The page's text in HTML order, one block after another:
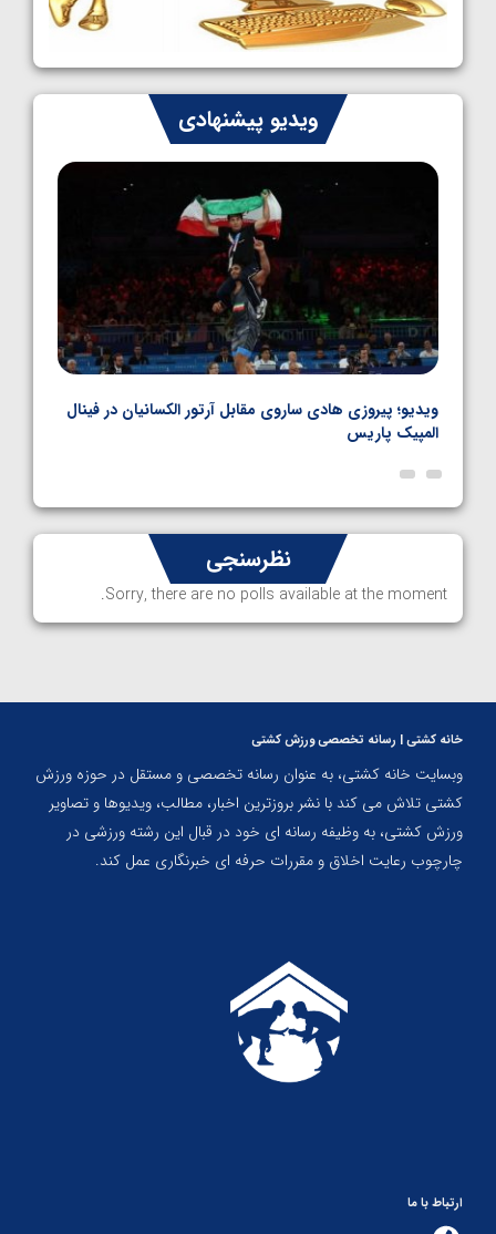
کشتی فرنگی نوجوانان جهان؛ سکوی تیمی
سوم برای ایران
1405/05/07
ایران چشم به راه چهار مدال در پنج وزن دوم
کشتی فرنگی نوجوانان جهان
1405/05/06
ویدیو پیشنهادی
ویدیو؛ پیروزی هادی ساروی مقابل آرتور الکسانیان در فینال
المپیک پاریس
نظرسنجی
Sorry, there are no polls available at the moment.
خانه کشتی | رسانه تخصصی ورزش کشتی
وبسایت خانه کشتی، به عنوان رسانه تخصصی و مستقل در حوزه ورزش
کشتی تلاش می کند با نشر بروزترین اخبار، مطالب، ویدیوها و تصاویر
ورزش کشتی، به وظیفه رسانه ای خود در قبال این رشته ورزشی در
چارچوب رعایت اخلاق و مقررات حرفه ای خبرنگاری عمل کند.
ارتباط با ما